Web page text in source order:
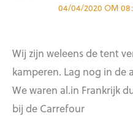
04/04/2020 OM
Wij zijn weleens de tent
kamperen. Lag nog in de
We waren al.in Frankrijk
bij de Carrefour